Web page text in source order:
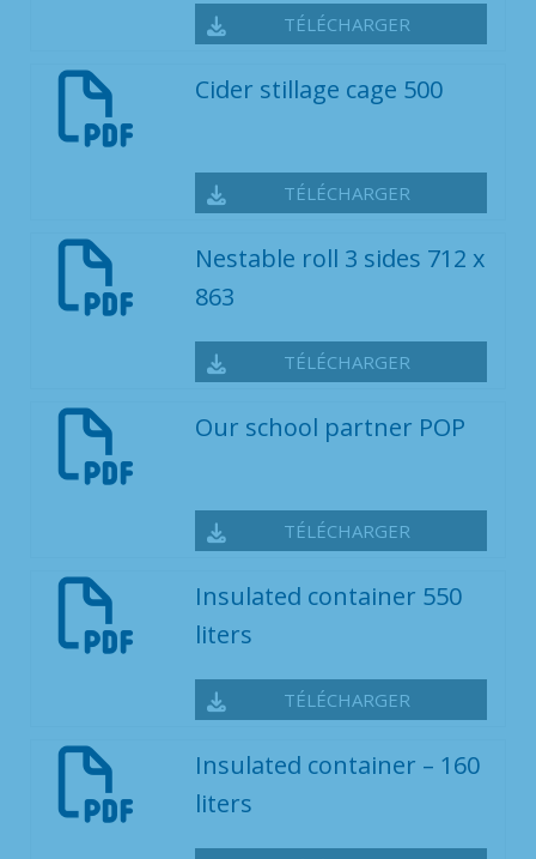
TÉLÉCHARGER
Cider stillage cage 500
TÉLÉCHARGER
Nestable roll 3 sides 712 x
863
TÉLÉCHARGER
Our school partner POP
TÉLÉCHARGER
Insulated container 550
liters
TÉLÉCHARGER
Insulated container – 160
liters